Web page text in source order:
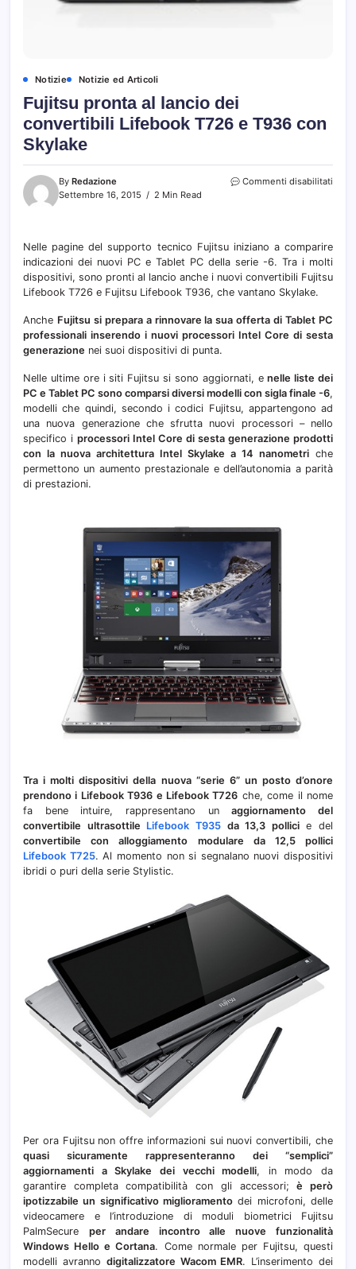
Notizie Notizie ed Articoli
Fujitsu pronta al lancio dei
convertibili Lifebook T726 e T936 con
Skylake
By Redazione
Settembre 16, 2015
2 Min Read
Commenti disabilitati
dei
Nelle pagine del supporto tecnico Fujitsu iniziano a comparire
indicazioni dei nuovi PC e Tablet PC della serie -6. Tra i molti
dispositivi, sono pronti al lancio anche i nuovi convertibili Fujitsu
Lifebook T726 e Fujitsu Lifebook T936, che vantano Skylake.
Anche Fujitsu si prepara a rinnovare la sua offerta di Tablet PC
professionali inserendo i nuovi processori Intel Core di sesta
generazione nei suoi dispositivi di punta.
Nelle ultime ore i siti Fujitsu si sono aggiornati, enelle liste dei
PC e Tablet PC sono comparsi diversi modelli con sigla finale -6,
modelli che quindi, secondo i codici Fujitsu, appartengono ad
una nuova generazione che sfrutta nuovi processori – nello
specifico i processori Intel Core di sesta generazione prodotti
con la nuova architettura Intel Skylake a 14 nanometri che
permettono un aumento prestazionale e dell’autonomia a parità
di prestazioni.
Tra i molti dispositivi della nuova “serie 6” un posto d’onore
prendono i Lifebook T936 e Lifebook T726 che, come il nome
fa bene intuire, rappresentano unaggiornamento del
convertibile ultrasottile Lifebook T935da 13,3 pollicie del
convertibile con alloggiamento modulare da 12,5 pollici
Lifebook T725. Al momento non si segnalano nuovi dispositivi
ibridi o puri della serie Stylistic.
Per ora Fujitsu non offre informazioni sui nuovi convertibili, che
quasi sicuramente rappresenteranno dei “semplici”
aggiornamenti a Skylake dei vecchi modelli, in modo da
garantire completa compatibilità con gli accessori;è però
ipotizzabile un significativo miglioramento dei microfoni, delle
videocamere e l’introduzione di moduli biometrici Fujitsu
PalmSecure per andare incontro alle nuove funzionalità
Windows Hello e Cortana. Come normale per Fujitsu, questi
modelli avranno digitalizzatore Wacom EMR. L’inserimento dei